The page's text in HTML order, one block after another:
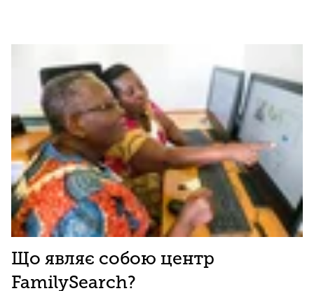
Що являє собою центр
FamilySearch?